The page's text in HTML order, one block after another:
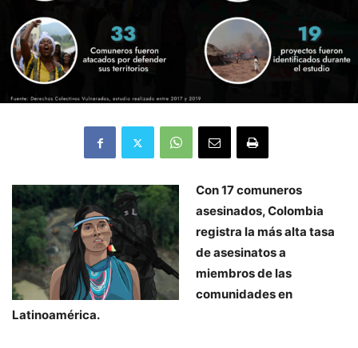
Con 17 comuneros
asesinados, Colombia
registra la más alta tasa
de asesinatos a
miembros de las
comunidades en
Latinoamérica.